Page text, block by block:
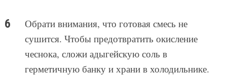
Обрати внимания, что готовая смесь не
сушится. Чтобы предотвратить окисление
чеснока, сложи адыгейскую соль в
герметичную банку и храни в холодильнике.